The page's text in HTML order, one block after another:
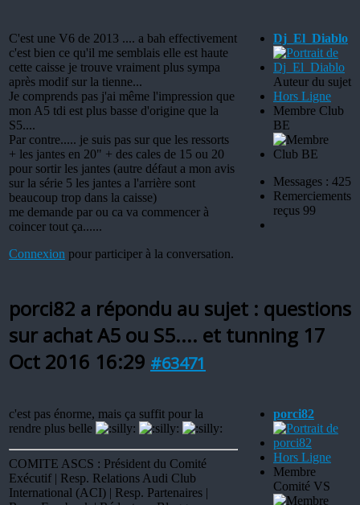
C'est une V6 de 2013 .... a bah effectivement
c'est bien ce qu'il me semblais elle est haute
cette caisse je trouve vraiment plus sympa
après modif sur la tienne...
Je comprends pas j'ai même l'impression que
mon A5 tdi est plus basse d'origine que la
S5....
Par contre..... je suis pas sur que les ressorts
+ les jantes en 20" + des cales de 15 ou 20
pour sortir les jantes (autre défaut a mon avis
sur la série 5 les jantes a l'arrière sont
beaucoup trop dans la caisse)
me demande par ou ca va commencer à
coincer tout ça......
Connexion pour participer à la conversation.
Dj_El_Diablo
Auteur du sujet
Hors Ligne
Membre Club
BE
Messages : 425
Remerciements
reçus 99
porci82 a répondu au sujet : questions
sur achat A5 ou S5.... et tunning 17
Oct 2016 16:29 #63471
c'est pas énorme, mais ça suffit pour la
rendre plus belle
COMITE ASCS : Président du Comité
Exécutif | Resp. Relations Audi Club
International (ACI) | Resp. Partenaires |
porci82
Hors Ligne
Membre
Comité VS